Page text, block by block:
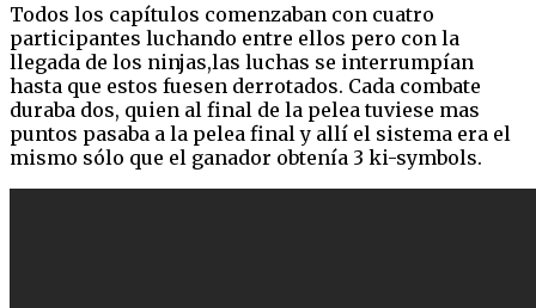
Todos los capítulos comenzaban con cuatro
participantes luchando entre ellos pero con la
llegada de los ninjas,las luchas se interrumpían
hasta que estos fuesen derrotados. Cada combate
duraba dos, quien al final de la pelea tuviese mas
puntos pasaba a la pelea final y allí el sistema era el
mismo sólo que el ganador obtenía 3 ki-symbols.